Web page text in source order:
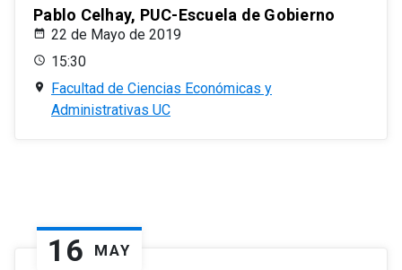
Pablo Celhay, PUC-Escuela de Gobierno
22 de Mayo de 2019
15:30
Facultad de Ciencias Económicas y
Administrativas UC
16 MAY